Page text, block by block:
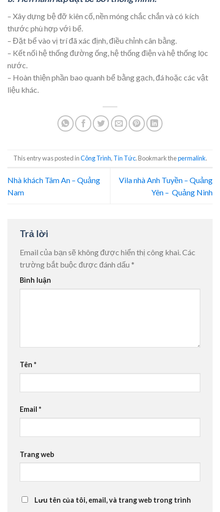
– Xây dựng bệ đỡ kiên cố, nền móng chắc chắn và có kích
thước phù hợp với bể.
– Đặt bể vào vị trí đã xác định, điều chỉnh cân bằng.
– Kết nối hệ thống đường ống, hệ thống điện và hệ thống lọc
nước.
– Hoàn thiện phần bao quanh bể bằng gạch, đá hoặc các vật
liệu khác.
This entry was posted inCông Trình, Tin Tức. Bookmark thepermalink.
Nhà khách Tâm An – Quảng
Nam
Vila nhà Anh Tuyền – Quảng
Yên – Quảng Ninh
Trả lời
Email của bạn sẽ không được hiển thị công khai.Các
trường bắt buộc được đánh dấu *
Bình luận
Tên *
Email *
Trang web
Lưu tên của tôi, email, và trang web trong trình